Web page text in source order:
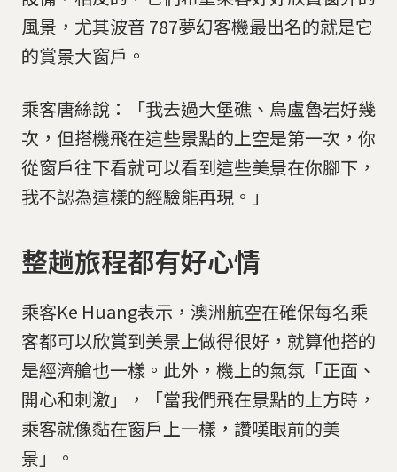
風景，尤其波音 787夢幻客機最出名的就是它
的賞景大窗戶。
乘客唐絲說：「我去過大堡礁、烏盧魯岩好幾
次，但搭機飛在這些景點的上空是第一次，你
從窗戶往下看就可以看到這些美景在你腳下，
我不認為這樣的經驗能再現。」
整趟旅程都有好心情
乘客Ke Huang表示，澳洲航空在確保每名乘
客都可以欣賞到美景上做得很好，就算他搭的
是經濟艙也一樣。此外，機上的氣氛「正面、
開心和刺激」，「當我們飛在景點的上方時，
乘客就像黏在窗戶上一樣，讚嘆眼前的美
景」。